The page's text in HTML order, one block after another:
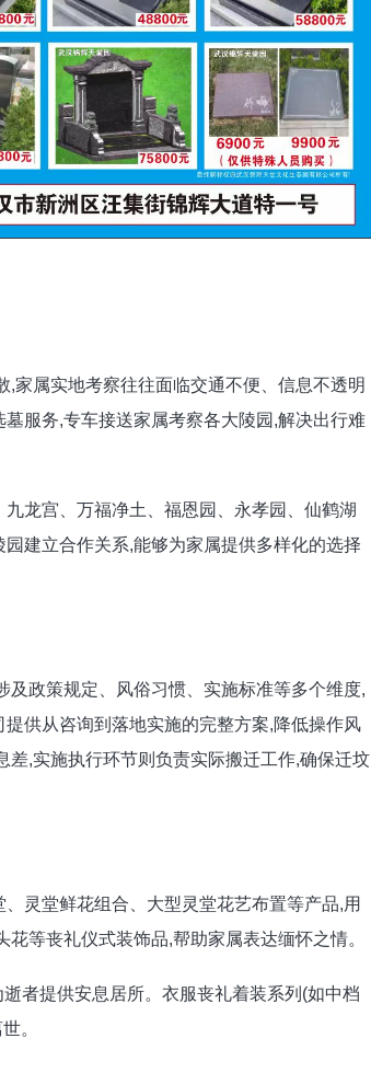
家属实地考察往往面临交通不便、信息不透明
服务,专车接送家属考察各大陵园,解决出行难
龙宫、万福净土、福恩园、永孝园、仙鹤湖
建立合作关系,能够为家属提供多样化的选择
政策规定、风俗习惯、实施标准等多个维度,
供从咨询到落地实施的完整方案,降低操作风
,实施执行环节则负责实际搬迁工作,确保迁坟
灵堂鲜花组合、大型灵堂花艺布置等产品,用
等丧礼仪式装饰品,帮助家属表达缅怀之情。
者提供安息居所。衣服丧礼着装系列(如中档
。